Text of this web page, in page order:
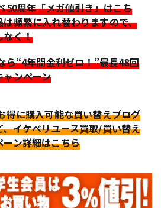
50周年「メガ値引き」はこち
は頻繁に入れ替わりますので、
なく！
ら“4年間金利ゼロ！”最長48回
ャンペーン
得に購入可能な買い替えプログ
、イケベリユース買取/買い替え
ーン詳細はこちら